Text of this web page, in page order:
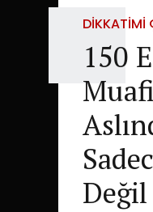
DIKKATIMI
150
Değil